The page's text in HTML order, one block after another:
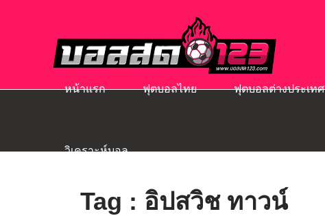
หน้าแรก ฟุตบอลไทย ฟุตบอลต่างประเทศ
วิเคราะห์บอล
Tag : อิปสวิช ทาวน์